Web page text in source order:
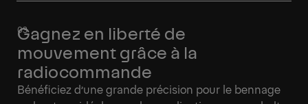
Gagnez en liberté de
mouvement grâce à la
radiocommande
Bénéficiez d’une grande précision pour le bennage